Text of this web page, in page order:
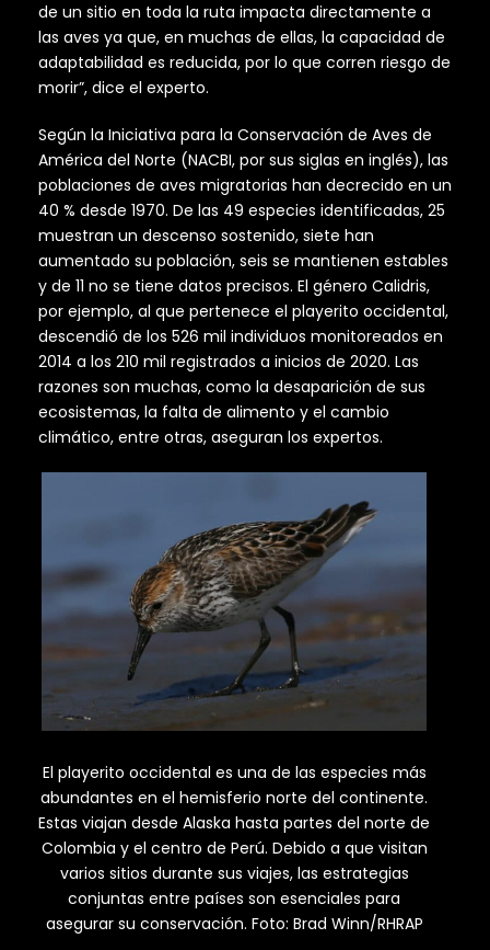
de un sitio en toda la ruta impacta directamente a
las aves ya que, en muchas de ellas, la capacidad de
adaptabilidad es reducida, por lo que corren riesgo de
morir”, dice el experto.
Según la Iniciativa para la Conservación de Aves de
América del Norte (NACBI, por sus siglas en inglés), las
poblaciones de aves migratorias han decrecido en un
40 % desde 1970. De las 49 especies identificadas, 25
muestran un descenso sostenido, siete han
aumentado su población, seis se mantienen estables
y de 11 no se tiene datos precisos. El género Calidris,
por ejemplo, al que pertenece el playerito occidental,
descendió de los 526 mil individuos monitoreados en
2014 a los 210 mil registrados a inicios de 2020. Las
razones son muchas, como la desaparición de sus
ecosistemas, la falta de alimento y el cambio
climático, entre otras, aseguran los expertos.
El playerito occidental es una de las especies más
abundantes en el hemisferio norte del continente.
Estas viajan desde Alaska hasta partes del norte de
Colombia y el centro de Perú. Debido a que visitan
varios sitios durante sus viajes, las estrategias
conjuntas entre países son esenciales para
asegurar su conservación. Foto: Brad Winn/RHRAP